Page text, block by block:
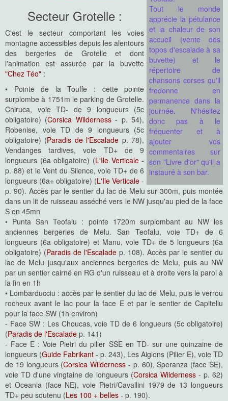
Tout le monde
apprécie la pétulance
et la chaleur de son
accueil (vente des
topos d'escalade à sa
buvette) et le
répertoire de
chansons corses qu'il
fredonne en
permanence dans la
journée. N'hésitez
donc pas à le
fréquenter et à
ajouter vos
commentaires sur
son "Livre d'or" qu'il a
instauré à son bar.
Secteur Grotelle :
C'est le secteur comportant les voies
montagne accessibles depuis les alentours
des bergeries de Grotelle et dont
l'animation est assurée par la buvette
"Chez Téo" :
• Pointe de la Touffe : cette pointe
surplombe à 1751m le parking de Grotelle.
Chiruca, voie TD- de 9 longueurs (5c
obligatoire) (Corsica Wilderness- p. 54),
Robenise, voie TD de 9 longueurs (5c
obligatoire) (Paradis de l'Escalade p. 78),
Vendanges tardives, voie TD+ de 9
longueurs (6a obligatoire) (L'Ile Verticale-
p. 88) et le Vent du Silence, voie TD+ de 6
longueurs (6a+ obligatoire) (L'Ile Verticale -
p. 90). Accès par le sentier du lac de Melu sur 300m, puis montée
dans un lit de ruisseau asséché vers le NW jusqu'au pied de la face
S en 45mn
• Punta San Teofalu : pointe 1720m surplombant au NW les
anciennes bergeries de Melu. San Teofalu, voie TD+ de 6
longueurs (6a obligatoire) et Manu, voie TD+ de 5 longueurs (6a
obligatoire) (Paradis de l'Escalade p. 108). Accès par le sentier du
lac de Melu jusqu'aux anciennes bergeries de Melu, puis au NW
par un sentier cairné en RG d'un ruisseau et à droite vers la paroi à
la fin en 1h
• Lombarducciu : accès par le sentier du lac de Melu, puis le verrou
rocheux avant le lac pour la face E et par le sentier de Capitellu
pour la face SW (1h environ)
- Face SW : Les Choucas, voie TD de 6 longueurs (5c obligatoire)
(Paradis de l'Escalade p. 141)
- Face E : Voie Pietri du pilier SSE en TD- sur une quinzaine de
longueurs (Guide Fabrikant - p. 243), Les Aiglons (Pilier E), voie TD
de 19 longueurs (Corsica Wilderness - p. 60), Speranza (face SE),
voie TD d'une vingtaine de longueurs (Corsica Wilderness- p. 62)
et Oceania (face NE), voie Pietri/Cavallini 1979 de 13 longueurs
TD+ peu soutenu (Les 100 + belles - p. 190).